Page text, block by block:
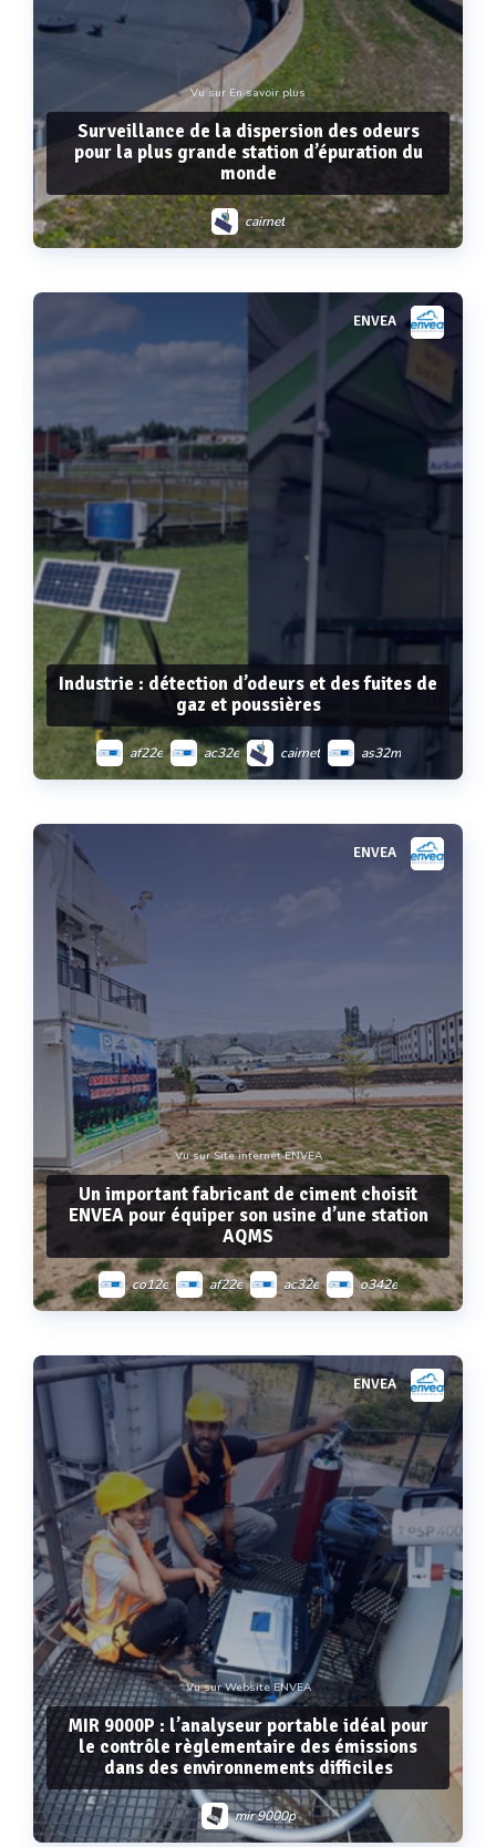
Vu sur En savoir plus
Surveillance de la dispersion des odeurs
pour la plus grande station d’épuration du
monde
cairnet
Voir plus ENVEA
Industrie : détection d’odeurs et des fuites de
gaz et poussières
af22e ac32e cairnet as32m
ENVEA
Vu sur Site internet ENVEA
Un important fabricant de ciment choisit
ENVEA pour équiper son usine d’une station
AQMS
co12e af22e ac32e o342e
Voir plus ENVEA
Vu sur Website ENVEA
MIR 9000P : l’analyseur portable idéal pour
le contrôle règlementaire des émissions
dans des environnements difficiles
mir 9000p